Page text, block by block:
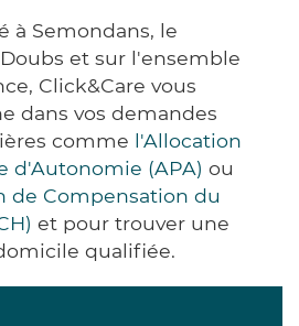
à Semondans, le
et sur l'ensemble
Click&Care vous
dans vos demandes
comme l'Allocation
d'Autonomie (APA) ou
de Compensation du
et pour trouver une
qualifiée.